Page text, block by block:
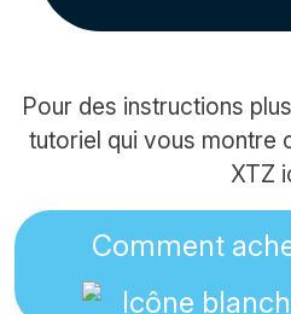
Pour des instructions
tutoriel qui vous montre
XTZ
Comment